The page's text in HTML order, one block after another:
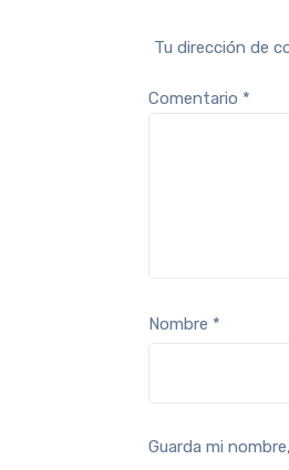
Tu dirección de
Comentario *
Nombre *
Guarda mi